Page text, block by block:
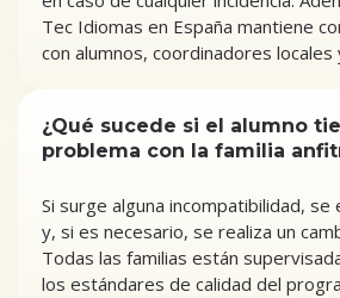
Tec Idiomas en España mantiene
con alumnos, coordinadores locales
¿Qué sucede si el alumno
problema con la familia
Si surge alguna incompatibilidad, se
y, si es necesario, se realiza un
Todas las familias están
los estándares de calidad del